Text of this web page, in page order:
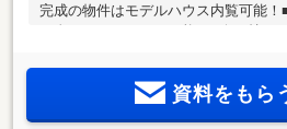
完成の物件はモデルハウス内覧可能！
有資格者等多数在籍のTV・CMでお馴
い！＼新生活を充実のトータルサポー
資料をもら